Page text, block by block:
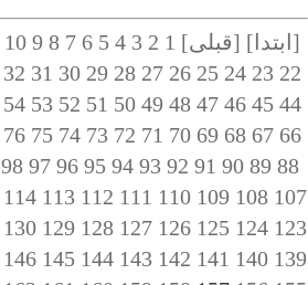
[ابتدا] [قبلی] 1
2
3
4
5
6
7
8
9
10
22
23
24
25
26
27
28
29
30
31
32
44
45
46
47
48
49
50
51
52
53
54
66
67
68
69
70
71
72
73
74
75
76
88
89
90
91
92
93
94
95
96
97
98
107
108
109
110
111
112
113
114
123
124
125
126
127
128
129
130
139
140
141
142
143
144
145
146